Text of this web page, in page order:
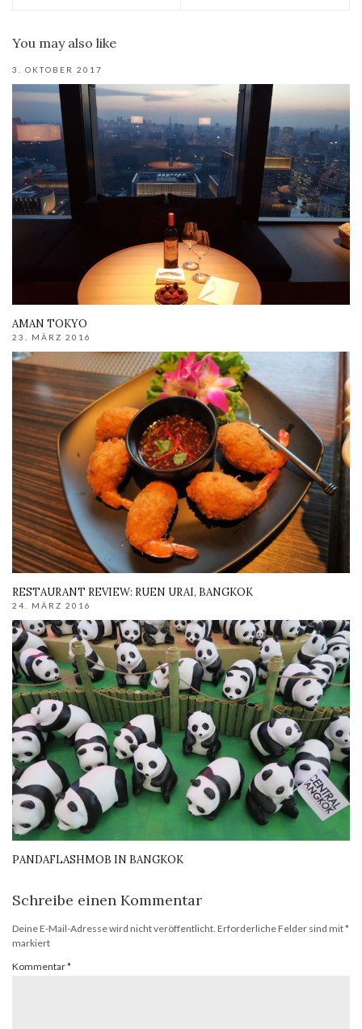
You may also like
3. OKTOBER 2017
AMAN TOKYO
23. MÄRZ 2016
RESTAURANT REVIEW: RUEN URAI, BANGKOK
24. MÄRZ 2016
PANDAFLASHMOB IN BANGKOK
Schreibe einen Kommentar
Deine E-Mail-Adresse wird nicht veröffentlicht. Erforderliche Felder sind mit*
markiert
Kommentar*